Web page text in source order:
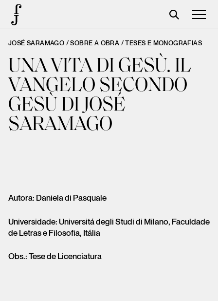
José Saramago
Programación
La Fundación
Aparceros
Centenario
Acceso
JOSÉ SARAMAGO / SOBRE A OBRA /TESES E MONOGRAFIAS
UNA VITA DI GESÙ. IL
VANGELO SECONDO
GESÙ DI JOSÉ
SARAMAGO
Autora: Daniela di Pasquale
Universidade: Universitá degli Studi di Milano, Faculdade
de Letras e Filosofia, Itália
Obs.: Tese de Licenciatura